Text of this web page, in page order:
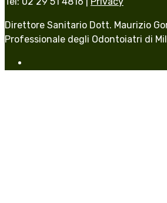
Direttore Sanitario Dott. Maurizio
Professionale degli Odontoiatri di